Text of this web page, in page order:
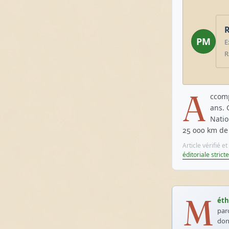
PM
A ans.
25 000 km
Article vérifié
éditoriale stricte
M